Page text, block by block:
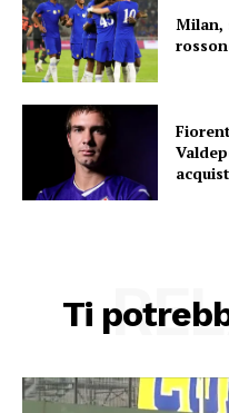
Milan,
Ti